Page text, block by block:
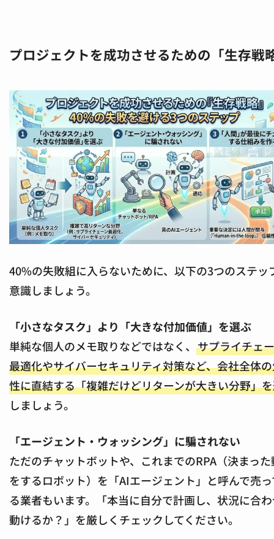
プロジェクトを成功させるための「生存戦
40%の失敗組に入らないために、以下の3つのステッ
意識しましょう。
「小さなタスク」より「大きな付加価値」を選ぶ
単純な個人のメモ取りなどではなく、 サプライチェ
最適化やサイバーセキュリティ対策など、会社全体
性に直結する「複雑だけどリターンが大きい分野」
しましょう。
「エージェント・ウォッシング」に騙されない
ただのチャットボットや、これまでのRPA（決まっ
をするロボット）を「AIエージェント」と呼んで売
る業者もいます。「本当に自分で計画し、状況に合
動けるか？」を厳しくチェックしてください。